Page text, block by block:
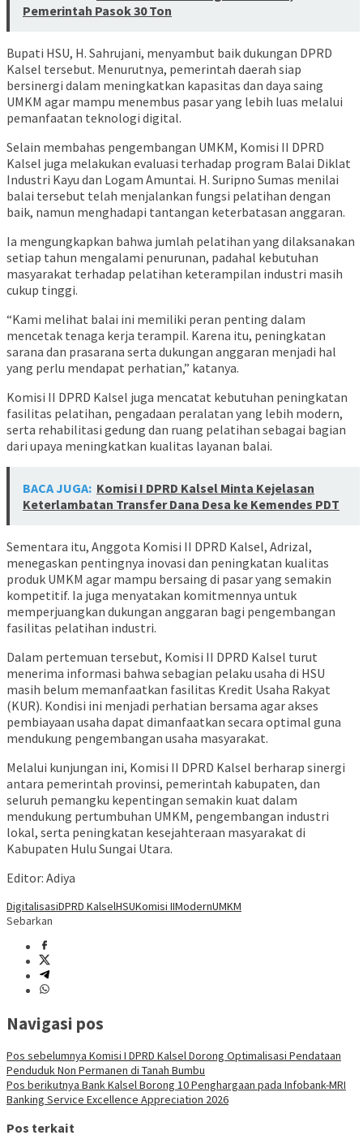
Pemerintah Pasok 30 Ton
Bupati HSU, H. Sahrujani, menyambut baik dukungan DPRD
Kalsel tersebut. Menurutnya, pemerintah daerah siap
bersinergi dalam meningkatkan kapasitas dan daya saing
UMKM agar mampu menembus pasar yang lebih luas melalui
pemanfaatan teknologi digital.
Selain membahas pengembangan UMKM, Komisi II DPRD
Kalsel juga melakukan evaluasi terhadap program Balai Diklat
Industri Kayu dan Logam Amuntai. H. Suripno Sumas menilai
balai tersebut telah menjalankan fungsi pelatihan dengan
baik, namun menghadapi tantangan keterbatasan anggaran.
Ia mengungkapkan bahwa jumlah pelatihan yang dilaksanakan
setiap tahun mengalami penurunan, padahal kebutuhan
masyarakat terhadap pelatihan keterampilan industri masih
cukup tinggi.
“Kami melihat balai ini memiliki peran penting dalam
mencetak tenaga kerja terampil. Karena itu, peningkatan
sarana dan prasarana serta dukungan anggaran menjadi hal
yang perlu mendapat perhatian,” katanya.
Komisi II DPRD Kalsel juga mencatat kebutuhan peningkatan
fasilitas pelatihan, pengadaan peralatan yang lebih modern,
serta rehabilitasi gedung dan ruang pelatihan sebagai bagian
dari upaya meningkatkan kualitas layanan balai.
BACA JUGA: Komisi I DPRD Kalsel Minta Kejelasan
Keterlambatan Transfer Dana Desa ke Kemendes PDT
Sementara itu, Anggota Komisi II DPRD Kalsel, Adrizal,
menegaskan pentingnya inovasi dan peningkatan kualitas
produk UMKM agar mampu bersaing di pasar yang semakin
kompetitif. Ia juga menyatakan komitmennya untuk
memperjuangkan dukungan anggaran bagi pengembangan
fasilitas pelatihan industri.
Dalam pertemuan tersebut, Komisi II DPRD Kalsel turut
menerima informasi bahwa sebagian pelaku usaha di HSU
masih belum memanfaatkan fasilitas Kredit Usaha Rakyat
(KUR). Kondisi ini menjadi perhatian bersama agar akses
pembiayaan usaha dapat dimanfaatkan secara optimal guna
mendukung pengembangan usaha masyarakat.
Melalui kunjungan ini, Komisi II DPRD Kalsel berharap sinergi
antara pemerintah provinsi, pemerintah kabupaten, dan
seluruh pemangku kepentingan semakin kuat dalam
mendukung pertumbuhan UMKM, pengembangan industri
lokal, serta peningkatan kesejahteraan masyarakat di
Kabupaten Hulu Sungai Utara.
Editor: Adiya
DigitalisasiDPRD KalselHSUKomisi IIModernUMKM
Sebarkan
Navigasi pos
Pos sebelumnya Komisi I DPRD Kalsel Dorong Optimalisasi Pendataan
Penduduk Non Permanen di Tanah Bumbu
Pos berikutnya Bank Kalsel Borong 10 Penghargaan pada Infobank-MRI
Banking Service Excellence Appreciation 2026
Pos terkait